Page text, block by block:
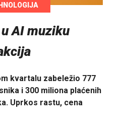
AI muziku
kvartalu zabeležio 777
i 300 miliona plaćenih
Uprkos rastu, cena